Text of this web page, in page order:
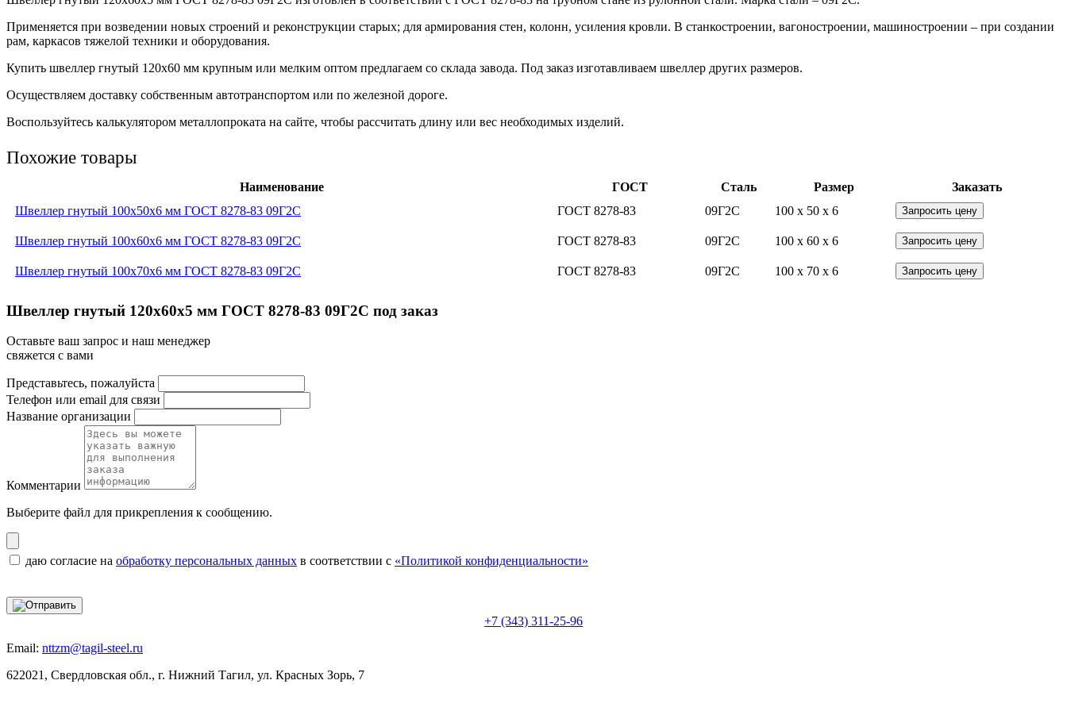
Применяется при возведении новых строений и реконструкции старых; для армирования стен, колонн, усиления кровли. В станкостроении, вагоностроении, машиностроении – при создании
рам, каркасов тяжелой техники и оборудования.
Купить швеллер гнутый 120х60 мм крупным или мелким оптом предлагаем со склада завода. Под заказ изготавливаем швеллер других размеров.
Осуществляем доставку собственным автотранспортом или по железной дороге.
Воспользуйтесь калькулятором металлопроката на сайте, чтобы рассчитать длину или вес необходимых изделий.
Похожие товары
Наименование ГОСТ Сталь Размер
Заказать
Швеллер гнутый 100x50x6 мм ГОСТ 8278-83 09Г2С
ГОСТ 8278-83 09Г2С 100 x 50 x 6 Запросить цену
Швеллер гнутый 100x60x6 мм ГОСТ 8278-83 09Г2С ГОСТ 8278-83 09Г2С 100 x 60 x 6 Запросить цену
Швеллер гнутый 100x70x6 мм ГОСТ 8278-83 09Г2С ГОСТ 8278-83 09Г2С 100 x 70 x 6 Запросить цену
Швеллер гнутый 120x60x5 мм ГОСТ 8278-83 09Г2С под заказ
Оставьте ваш запрос и наш менеджер
свяжется с вами
Представьтесь, пожалуйста
Телефон или email для связи
Название организации
Комментарии
Выберите файл для прикрепления к сообщению.
даю согласие на обработку персональных данных в соответствии с «Политикой конфиденциальности»
+7 (343) 311-25-96
Email: nttzm@tagil-steel.ru
622021, Свердловская обл., г. Нижний Тагил, ул. Красных Зорь, 7